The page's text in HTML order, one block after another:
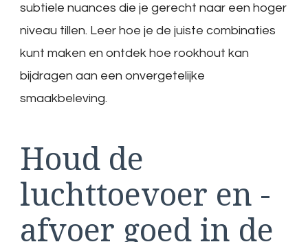
subtiele nuances die je gerecht naar een hoger
niveau tillen. Leer hoe je de juiste combinaties
kunt maken en ontdek hoe rookhout kan
bijdragen aan een onvergetelijke
smaakbeleving.
Houd de
luchttoevoer en -
afvoer goed in de